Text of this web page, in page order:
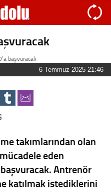
başvuracak
6 Temmuz 2025 21:46
takımlarından olan
eden
Antrenör
katılmak istediklerini